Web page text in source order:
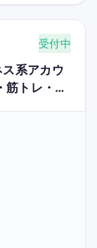
受付中
系アカウ
筋トレ・健